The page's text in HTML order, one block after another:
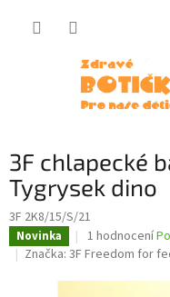
3F chlapecké
Tygrysek dino
3F 2K8/15/S/21
Novinka
Průměrné
hodnocení
je
1 hodnocení
Značka: 3F Freedom for